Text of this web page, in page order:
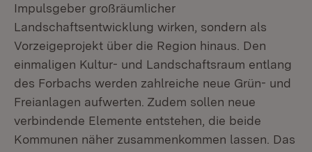
Impulsgeber großräumlicher
Landschaftsentwicklung wirken, sondern als
Vorzeigeprojekt über die Region hinaus. Den
einmaligen Kultur- und Landschaftsraum entlang
des Forbachs werden zahlreiche neue Grün- und
Freianlagen aufwerten. Zudem sollen neue
verbindende Elemente entstehen, die beide
Kommunen näher zusammenkommen lassen. Das